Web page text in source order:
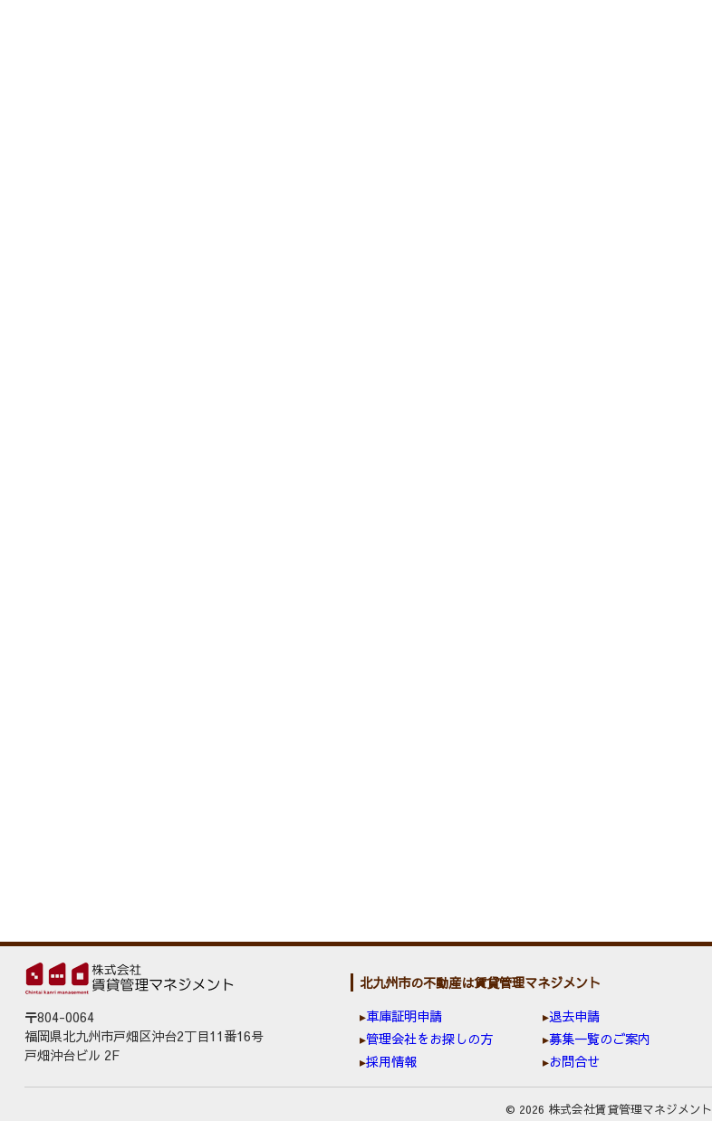
〒804-0064
福岡県北九州市戸畑区沖台2丁目11番16号
戸畑沖台ビル 2F
北九州市の不動産は賃貸管理マネジメント
車庫証明申請
退去申請
管理会社をお探しの方
募集一覧のご案内
採用情報
お問合せ
© 2026 株式会社賃貸管理マネジメント